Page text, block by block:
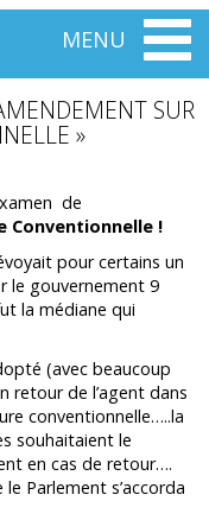
MENU
SUR
»
de
Conventionnelle !
pour certains un
le gouvernement 9
la médiane qui
(avec beaucoup
retour de l’agent dans
conventionnelle…..la
souhaitaient le
en cas de retour….
Parlement s’accorda